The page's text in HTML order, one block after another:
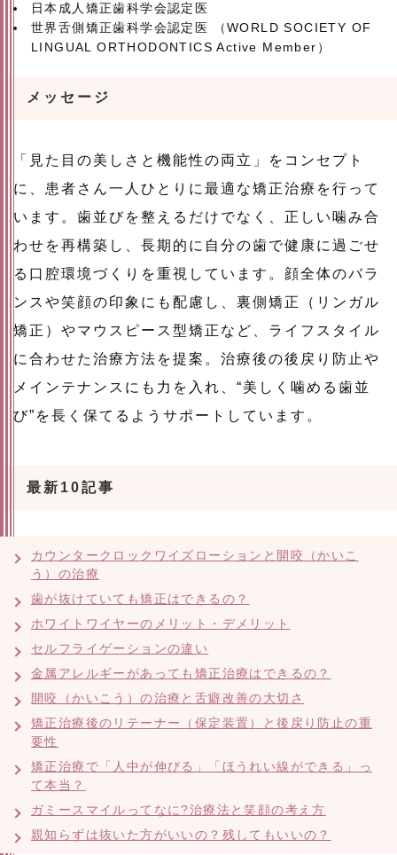
日本成人矯正歯科学会認定医
世界舌側矯正歯科学会認定医 （WORLD SOCIETY OF
LINGUAL ORTHODONTICS Active Member）
メッセージ
「見た目の美しさと機能性の両立」をコンセプト
に、患者さん一人ひとりに最適な矯正治療を行って
います。歯並びを整えるだけでなく、正しい噛み合
わせを再構築し、長期的に自分の歯で健康に過ごせ
る口腔環境づくりを重視しています。顔全体のバラ
ンスや笑顔の印象にも配慮し、裏側矯正（リンガル
矯正）やマウスピース型矯正など、ライフスタイル
に合わせた治療方法を提案。治療後の後戻り防止や
メインテナンスにも力を入れ、“美しく噛める歯並
び”を長く保てるようサポートしています。
最新10記事
カウンタークロックワイズローションと開咬（かいこ
う）の治療
歯が抜けていても矯正はできるの？
ホワイトワイヤーのメリット・デメリット
セルフライゲーションの違い
金属アレルギーがあっても矯正治療はできるの？
開咬（かいこう）の治療と舌癖改善の大切さ
矯正治療後のリテーナー（保定装置）と後戻り防止の重
要性
矯正治療で「人中が伸びる」「ほうれい線ができる」っ
て本当？
ガミースマイルってなに?治療法と笑顔の考え方
親知らずは抜いた方がいいの？残してもいいの？